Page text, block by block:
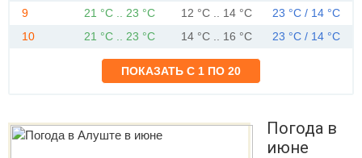
9
21 °C .. 23 °C 12 °C .. 14 °C
23 °C / 14 °C
10
21 °C .. 23 °C 14 °C .. 16 °C 23 °C / 14 °C
Погода в
июне